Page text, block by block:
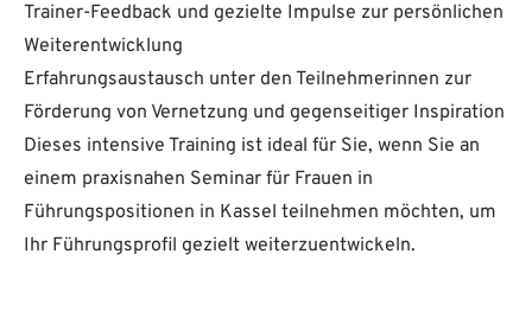
Trainer-Feedback und gezielte Impulse zur persönlichen
Weiterentwicklung
Erfahrungsaustausch unter den Teilnehmerinnen zur
Förderung von Vernetzung und gegenseitiger Inspiration
Dieses intensive Training ist ideal für Sie, wenn Sie an
einem praxisnahen Seminar für Frauen in
Führungspositionen in Kassel teilnehmen möchten, um
Ihr Führungsprofil gezielt weiterzuentwickeln.